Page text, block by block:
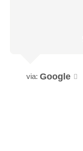
via: Google